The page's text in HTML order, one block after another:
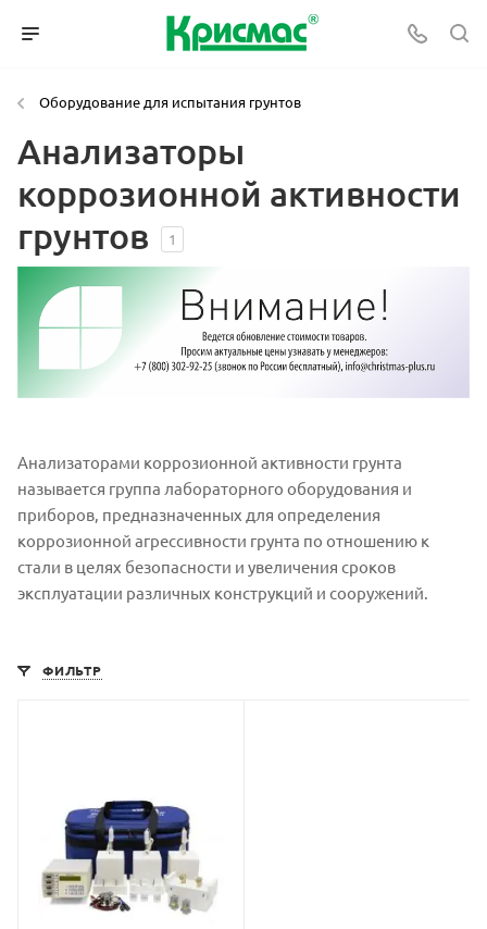
Оборудование для испытания грунтов
Анализаторы
коррозионной активности
грунтов
1
Анализаторами коррозионной активности грунта
называется группа лабораторного оборудования и
приборов, предназначенных для определения
коррозионной агрессивности грунта по отношению к
стали в целях безопасности и увеличения сроков
эксплуатации различных конструкций и сооружений.
ФИЛЬТР